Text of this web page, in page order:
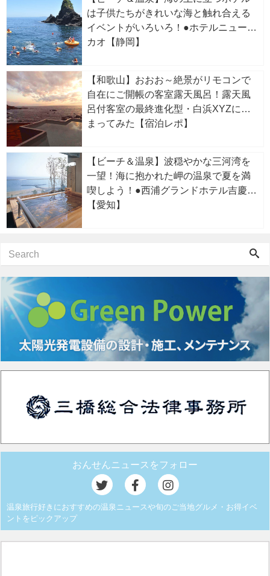
は子供たちがきれいな海と触れ合える
イベントがいろいろ！●ホテルニューア
カオ【静岡】
【和歌山】おおお～絶景がリモコンで
自在にご開帳の客室露天風呂！露天風
呂付客室の最終進化型・白浜XYZに泊
まってみた【宿泊レポ】
【ビーチ＆温泉】波穏やかな三河湾を
一望！海に抱かれた岬の温泉で夏を満
喫しよう！●西浦グランドホテル吉慶
【愛知】
おんせんニュースをフォロー
温泉旅行好きにおすすめの温泉ニュースや旬のご当地グルメ・お得イベ
ントをピックアップ